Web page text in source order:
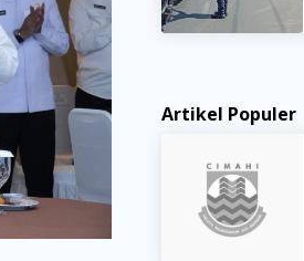
Artikel Populer